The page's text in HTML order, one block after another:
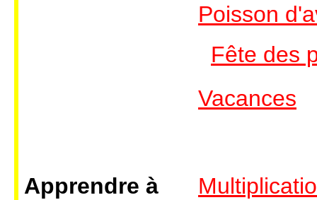
Poisson
Fête des
Vacances
Apprendre à